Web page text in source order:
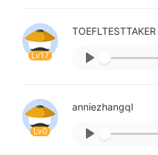
Lv17
TOEFLTESTTAKER
Lv0
anniezhangql